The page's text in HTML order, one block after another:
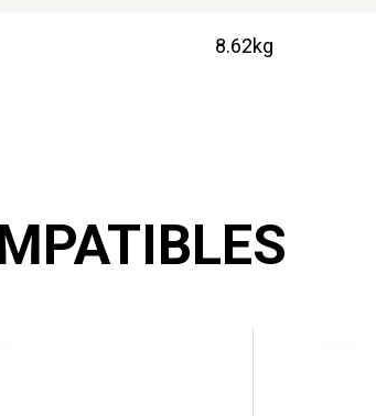
8.62kg